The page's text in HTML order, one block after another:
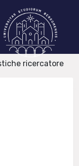
ricercatore